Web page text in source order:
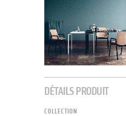
DÉTAILS PRODUIT
COLLECTION